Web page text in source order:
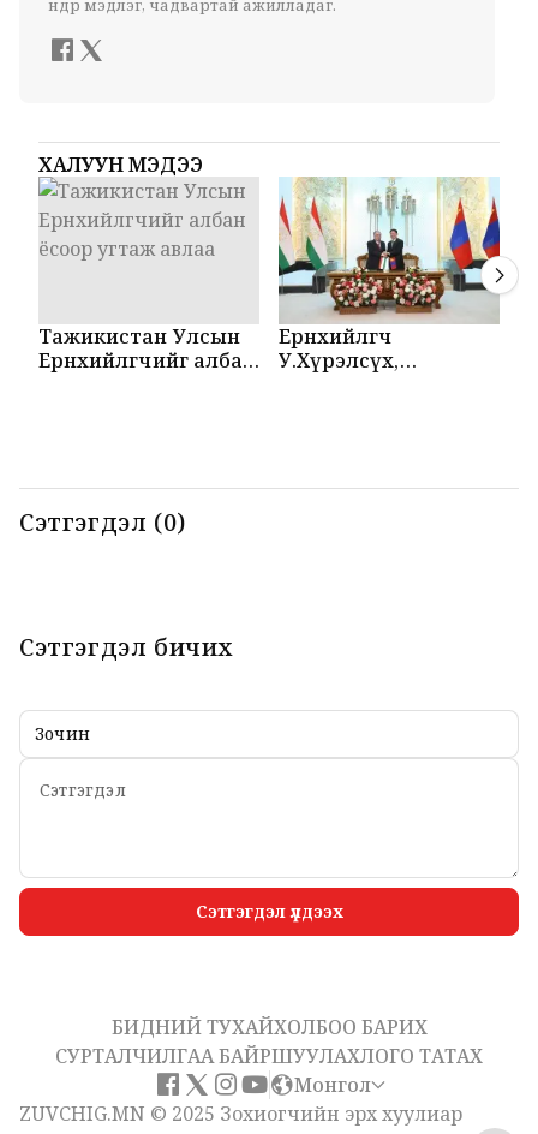
өндөр мэдлэг, чадвартай ажилладаг.
ХАЛУУН МЭДЭЭ
Тажикистан Улсын
Ерөнхийлөгчийг албан
Ерөнхийлөгч
У.Хүрэлсүх,
Сэтгэгдэл (0)
Сэтгэгдэл бичих
Сэтгэгдэл үлдээх
БИДНИЙ ТУХАЙХОЛБОО БАРИХ
СУРТАЛЧИЛГАА БАЙРШУУЛАХЛОГО ТАТАХ
Монгол
ZUVCHIG.MN © 2025 Зохиогчийн эрх хуулиар